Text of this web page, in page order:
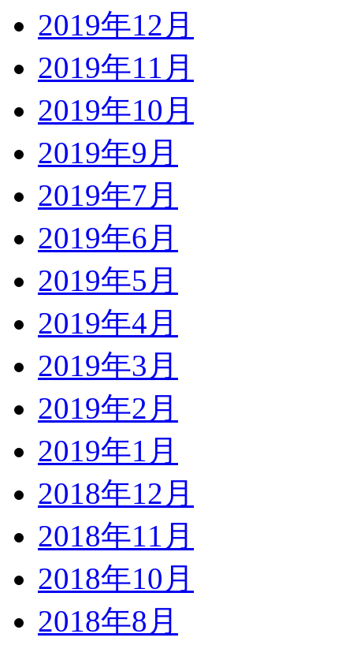
2019年12月
2019年11月
2019年10月
2019年9月
2019年7月
2019年6月
2019年5月
2019年4月
2019年3月
2019年2月
2019年1月
2018年12月
2018年11月
2018年10月
2018年8月